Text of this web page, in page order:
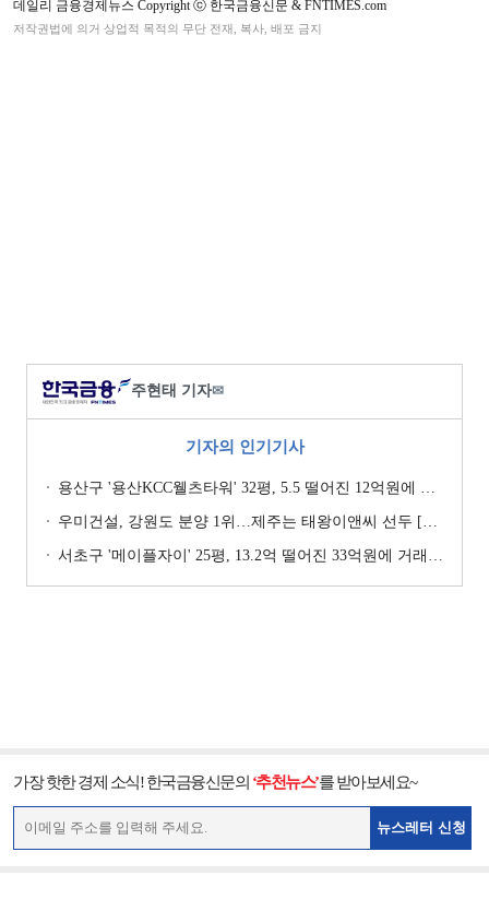
데일리 금융경제뉴스 Copyright ⓒ 한국금융신문 & FNTIMES.com
저작권법에 의거 상업적 목적의 무단 전재, 복사, 배포 금지
주현태 기자✉
기자의 인기기사
용산구 '용산KCC웰츠타워' 32평, 5.5 떨어진 12억원에 거래 [일일 하락가]
우미건설, 강원도 분양 1위…제주는 태왕이앤씨 선두 [이 지역 분양왕-강원·제주]
서초구 '메이플자이' 25평, 13.2억 떨어진 33억원에 거래 [일일 하락가]
가장 핫한 경제 소식! 한국금융신문의 ‘추천뉴스’를 받아보세요~
뉴스레터 신청